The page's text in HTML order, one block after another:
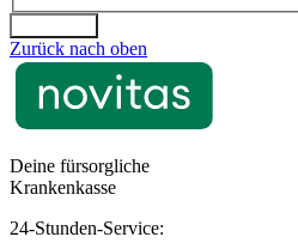
Zurück nach oben
Deine fürsorgliche
Krankenkasse
24-Stunden-Service: